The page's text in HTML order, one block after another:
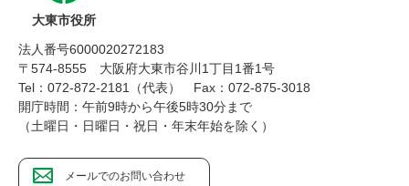
大東市役所
法人番号6000020272183
〒574-8555 大阪府大東市谷川1丁目1番1号
Tel：072-872-2181（代表）
Fax：072-875-3018
開庁時間：午前9時から午後5時30分まで
（土曜日・日曜日・祝日・年末年始を除く）
メールでのお問い合わせ